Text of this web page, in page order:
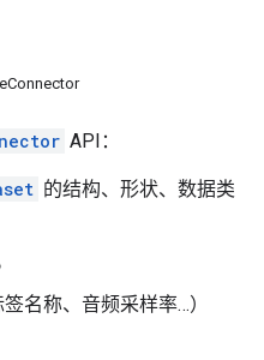
API：
的结构、形状、数据类
名称、音频采样率…）